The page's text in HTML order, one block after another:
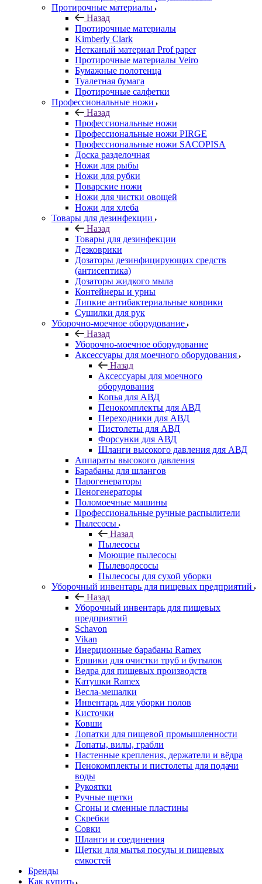
Протирочные материалы
Назад
Протирочные материалы
Kimberly Clark
Нетканый материал Prof paper
Протирочные материалы Veiro
Бумажные полотенца
Туалетная бумага
Протирочные салфетки
Профессиональные ножи
Назад
Профессиональные ножи
Профессиональные ножи PIRGE
Профессиональные ножи SACOPISA
Доска разделочная
Ножи для рыбы
Ножи для рубки
Поварские ножи
Ножи для чистки овощей
Ножи для хлеба
Товары для дезинфекции
Назад
Товары для дезинфекции
Дезковрики
Дозаторы дезинфицирующих средств
(антисептика)
Дозаторы жидкого мыла
Контейнеры и урны
Липкие антибактериальные коврики
Сушилки для рук
Уборочно-моечное оборудование
Назад
Уборочно-моечное оборудование
Аксессуары для моечного оборудования
Назад
Аксессуары для моечного
оборудования
Копья для АВД
Пенокомплекты для АВД
Переходники для АВД
Пистолеты для АВД
Форсунки для АВД
Шланги высокого давления для АВД
Аппараты высокого давления
Барабаны для шлангов
Парогенераторы
Пеногенераторы
Поломоечные машины
Профессиональные ручные распылители
Пылесосы
Назад
Пылесосы
Моющие пылесосы
Пылеводососы
Пылесосы для сухой уборки
Уборочный инвентарь для пищевых предприятий
Назад
Уборочный инвентарь для пищевых
предприятий
Schavon
Vikan
Инерционные барабаны Ramex
Ершики для очистки труб и бутылок
Ведра для пищевых производств
Катушки Ramex
Весла-мешалки
Инвентарь для уборки полов
Кисточки
Ковши
Лопатки для пищевой промышленности
Лопаты, вилы, грабли
Настенные крепления, держатели и вёдра
Пенокомплекты и пистолеты для подачи
воды
Рукоятки
Ручные щетки
Сгоны и сменные пластины
Скребки
Совки
Шланги и соединения
Щетки для мытья посуды и пищевых
емкостей
Бренды
Как купить